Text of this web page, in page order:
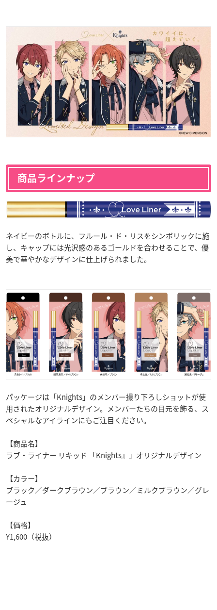
商品ラインナップ
ネイビーのボトルに、フルール・ド・リスをシンボリックに施
し、キャップには光沢感のあるゴールドを合わせることで、優
美で華やかなデザインに仕上げられました。
パッケージは「Knights」のメンバー撮り下ろしショットが使
用されたオリジナルデザイン。メンバーたちの目元を飾る、ス
ペシャルなアイラインにもご注目ください。
【商品名】
ラブ・ライナー リキッド 「Knights』」オリジナルデザイン
【カラー】
ブラック／ダークブラウン／ブラウン／ミルクブラウン／グレ
ージュ
【価格】
¥1,600（税抜）